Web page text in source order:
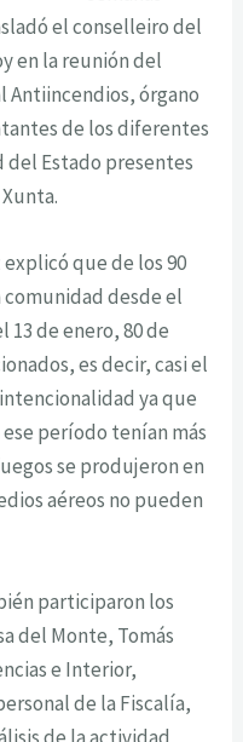
el conselleiro del
en la reunión del
Antiincendios, órgano
de los diferentes
del Estado presentes
que de los 90
desde el
13 de enero, 80 de
es decir, casi el
ya que
período tenían más
se produjeron en
aéreos no pueden
participaron los
del Monte, Tomás
e Interior,
de la Fiscalía,